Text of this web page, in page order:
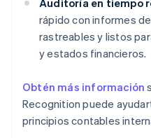
Auditoría en tiempo
rápido con informes
rastreables y listos
y estados financieros.
Obtén más información
Recognition puede
principios contables